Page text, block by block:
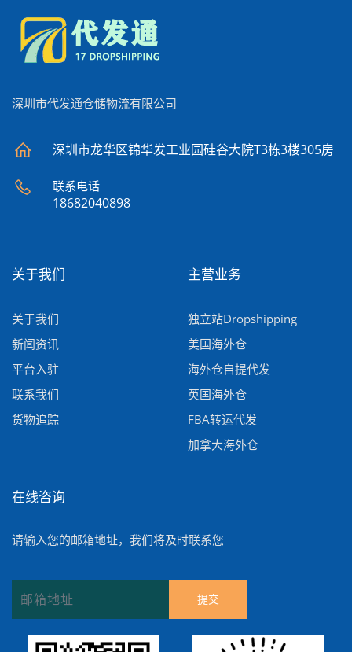
深圳市代发通仓储物流有限公司
深圳市龙华区锦华发工业园硅谷大院T3栋3楼305房
联系电话
18682040898
关于我们
关于我们
新闻资讯
平台入驻
联系我们
货物追踪
主营业务
独立站Dropshipping
美国海外仓
海外仓自提代发
英国海外仓
FBA转运代发
加拿大海外仓
在线咨询
请输入您的邮箱地址，我们将及时联系您
提交